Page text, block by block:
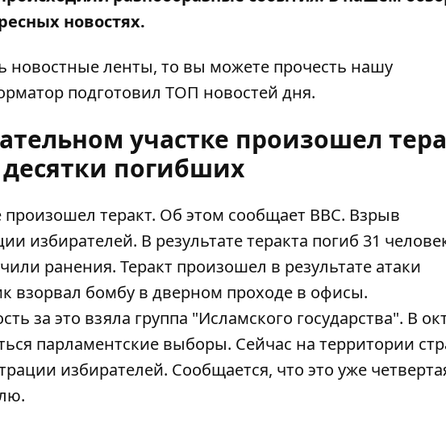
новостях.
новостные ленты, то вы можете прочесть нашу
подготовил ТОП новостей дня.
участке произошел
десятки погибших
теракт. Об этом сообщает ВВС. Взрыв
избирателей. В результате теракта погиб 31
ранения. Теракт произошел в результате атаки
взорвал бомбу в дверном проходе в офисы.
за это взяла группа "Исламского государства". В
парламентские выборы. Сейчас на территории
избирателей. Сообщается, что это уже